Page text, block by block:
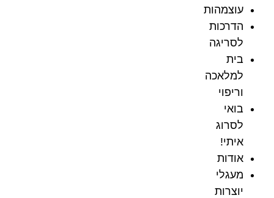
עוצמהות
הדרכות
לסריגה
בית
למלאכה
וריפוי
בואי
לסרוג
איתי!
אודות
מעגלי
יוצרות